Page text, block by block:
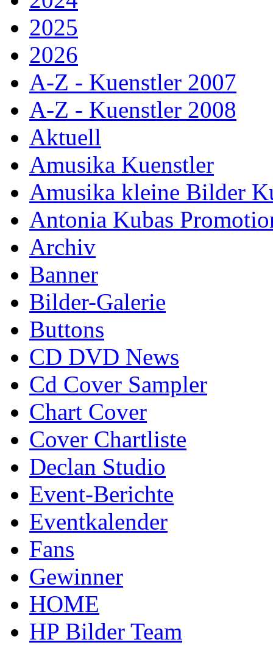
2025
2026
A-Z - Kuenstler 2007
A-Z - Kuenstler 2008
Aktuell
Amusika Kuenstler
Amusika kleine Bilder
Antonia Kubas
Archiv
Banner
Bilder-Galerie
Buttons
CD DVD News
Cd Cover Sampler
Chart Cover
Cover Chartliste
Declan Studio
Event-Berichte
Eventkalender
Fans
Gewinner
HOME
HP Bilder Team